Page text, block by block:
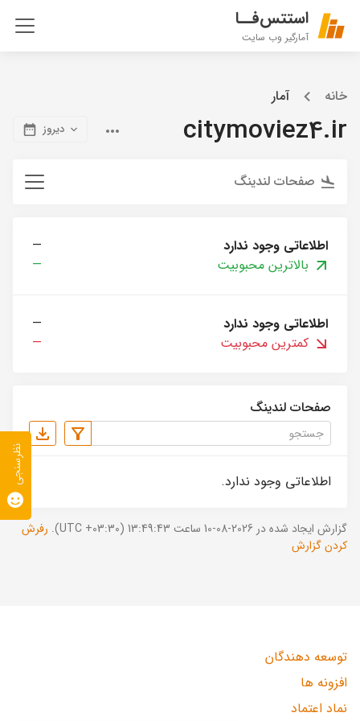
استتس‌فــا
آمارگیر وب سایت
خانه آمار
citymoviez4.ir دیروز
صفحات لندینگ
اطلاعاتی وجود ندارد
—
بالاترین محبوبیت
—
اطلاعاتی وجود ندارد
—
کمترین محبوبیت
—
صفحات لندینگ
اطلاعاتی وجود ندارد.
گزارش ایجاد شده در 2026-08-10 ساعت 13:49:43 (UTC +03:30).
رفرش
کردن گزارش
توسعه دهندگان
افزونه ها
نماد اعتماد
نظرسنجی